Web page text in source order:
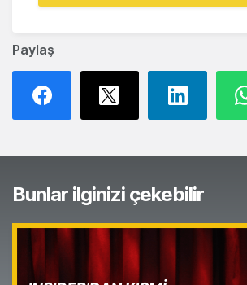
Paylaş
Bunlar ilginizi çekebilir